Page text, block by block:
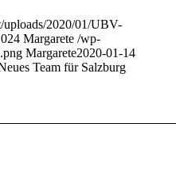
2020/01/UBV-
Margarete /wp-
Margarete2020-01-14
Team für Salzburg